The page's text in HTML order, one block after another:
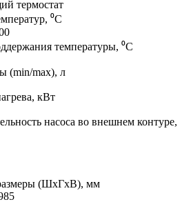
термостат
⁰С
температуры, ⁰С
(min/max), л
кВт
насоса во внешнем контуре,
(ШхГхВ), мм